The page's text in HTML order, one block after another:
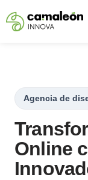
Saltar
Agencia de
Online